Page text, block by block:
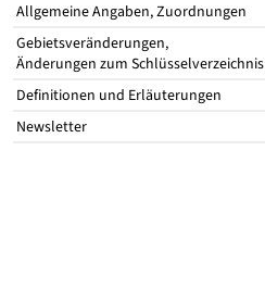
Allgemeine Angaben, Zuordnungen
Gebietsveränderungen,
Änderungen zum Schlüsselverzeichnis
Definitionen und Erläuterungen
Newsletter